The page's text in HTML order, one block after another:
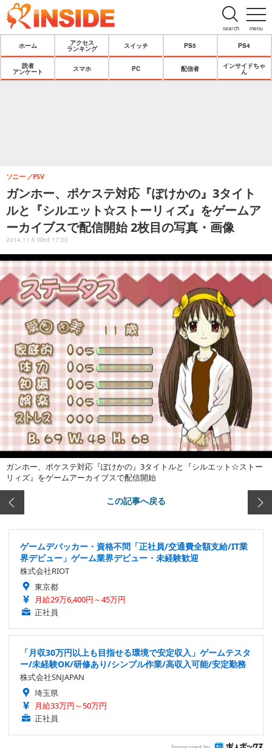
menu
search
ホーム
アクセス
ランキング
スイッチ PS5 PS4
読者
アンケート
スマホ PC 配信者
インサイドちゃ
ん
ガンホー、ポケステ対応『ぽけかの』3タイト
ルと『シルエット☆ストーリィズ』をゲームア
ーカイブスで配信開始 2枚目の写真・画像
ソニー PSV
2014.11.5 Wed 17:30
ガンホー、ポケステ対応『ぽけかの』3タイトルと『シルエット☆ストー
リィズ』をゲームアーカイブスで配信開始
この記事へ戻る
ゲームデバッカー・資格不問「正社員/交通費全額支給/IT業
界デビュー」ゲーム業界デビュー・未経験歓迎
株式会社RIOT
東京都
月給29万6,400円～45万円
正社員
「月収30万円以上も目指せる環境で安定収入」ゲームテスタ
ー/未経験OK/研修あり/シンプル作業/高収入可能/安定勤務
株式会社SNJAPAN
埼玉県
月給33万円～50万円
正社員